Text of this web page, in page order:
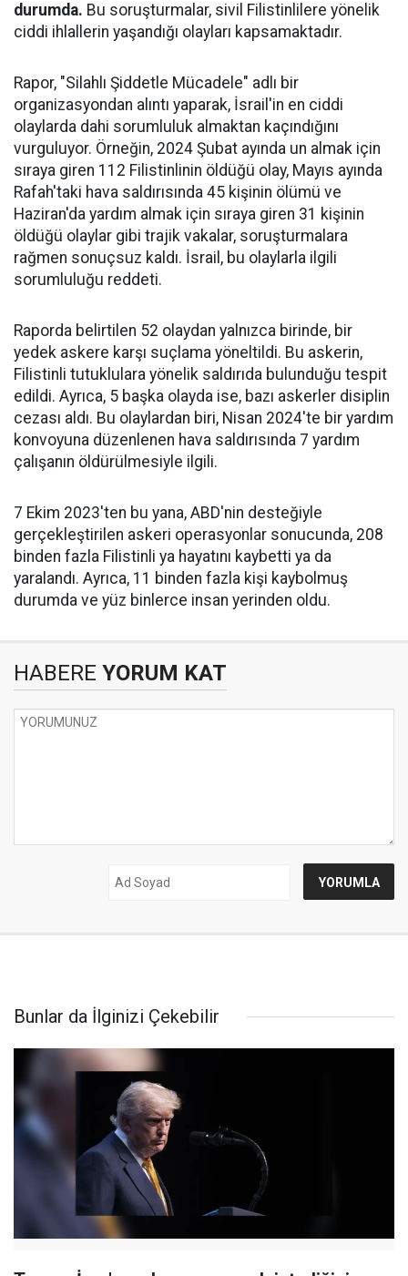
durumda. Bu soruşturmalar, sivil Filistinlilere yönelik
ciddi ihlallerin yaşandığı olayları kapsamaktadır.
Rapor, "Silahlı Şiddetle Mücadele" adlı bir
organizasyondan alıntı yaparak, İsrail'in en ciddi
olaylarda dahi sorumluluk almaktan kaçındığını
vurguluyor. Örneğin, 2024 Şubat ayında un almak için
sıraya giren 112 Filistinlinin öldüğü olay, Mayıs ayında
Rafah'taki hava saldırısında 45 kişinin ölümü ve
Haziran'da yardım almak için sıraya giren 31 kişinin
öldüğü olaylar gibi trajik vakalar, soruşturmalara
rağmen sonuçsuz kaldı. İsrail, bu olaylarla ilgili
sorumluluğu reddeti.
Raporda belirtilen 52 olaydan yalnızca birinde, bir
yedek askere karşı suçlama yöneltildi. Bu askerin,
Filistinli tutuklulara yönelik saldırıda bulunduğu tespit
edildi. Ayrıca, 5 başka olayda ise, bazı askerler disiplin
cezası aldı. Bu olaylardan biri, Nisan 2024'te bir yardım
konvoyuna düzenlenen hava saldırısında 7 yardım
çalışanın öldürülmesiyle ilgili.
7 Ekim 2023'ten bu yana, ABD'nin desteğiyle
gerçekleştirilen askeri operasyonlar sonucunda, 208
binden fazla Filistinli ya hayatını kaybetti ya da
yaralandı. Ayrıca, 11 binden fazla kişi kaybolmuş
durumda ve yüz binlerce insan yerinden oldu.
HABERE YORUM KAT
Bunlar da İlginizi Çekebilir